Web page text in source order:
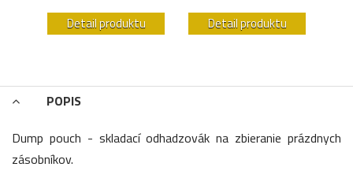
Detail produktu Detail produktu
POPIS
Dump pouch - skladací odhadzovák na zbieranie prázdnych
zásobníkov.